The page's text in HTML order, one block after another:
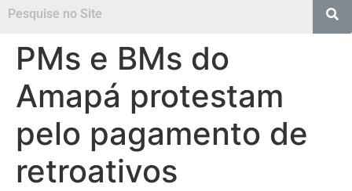
PMs e BMs do
Amapá protestam
pelo pagamento de
retroativos